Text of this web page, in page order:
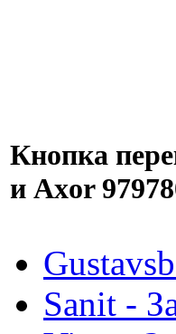
Кнопка
и Axor
Sanit -